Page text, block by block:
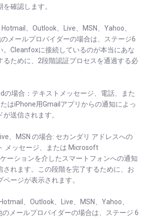
確認します。
、Outlook、Live、MSN、Yahoo、
メールプロバイダーの場合は、ステージ6
。Cleanfoxに接続しているのが本当にあな
るために、2段階認証プロセスを通過する必
の場合：テキストメッセージ、電話、また
はiPhone用Gmailアプリからの通知によっ
送信されます。
、MSN の場合: セカンダリ アドレスへの
メッセージ、または Microsoft
ーションを介したスマートフォンへの通知
されます。この段階を完了するために、お
ージが表示されます。
、Outlook、Live、MSN、Yahoo、
のメールプロバイダーの場合は、ステージ 6